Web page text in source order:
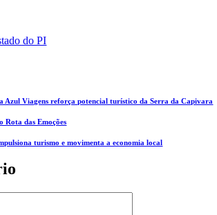
do PI
Azul Viagens reforça potencial turístico da Serra da Capivara
Rota das Emoções
turismo e movimenta a economia local